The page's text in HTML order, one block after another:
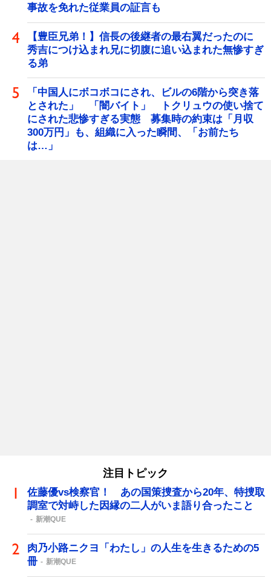
事故を免れた従業員の証言も
【豊臣兄弟！】信長の後継者の最右翼だったのに
秀吉につけ込まれ兄に切腹に追い込まれた無惨すぎ
る弟
「中国人にボコボコにされ、ビルの6階から突き落
とされた」 「闇バイト」 トクリュウの使い捨て
にされた悲惨すぎる実態 募集時の約束は「月収
300万円」も、組織に入った瞬間、「お前たち
は…」
注目トピック
佐藤優vs検察官！ あの国策捜査から20年、特捜取
調室で対峙した因縁の二人がいま語り合ったこと
新潮QUE
肉乃小路ニクヨ「わたし」の人生を生きるための5
冊
新潮QUE